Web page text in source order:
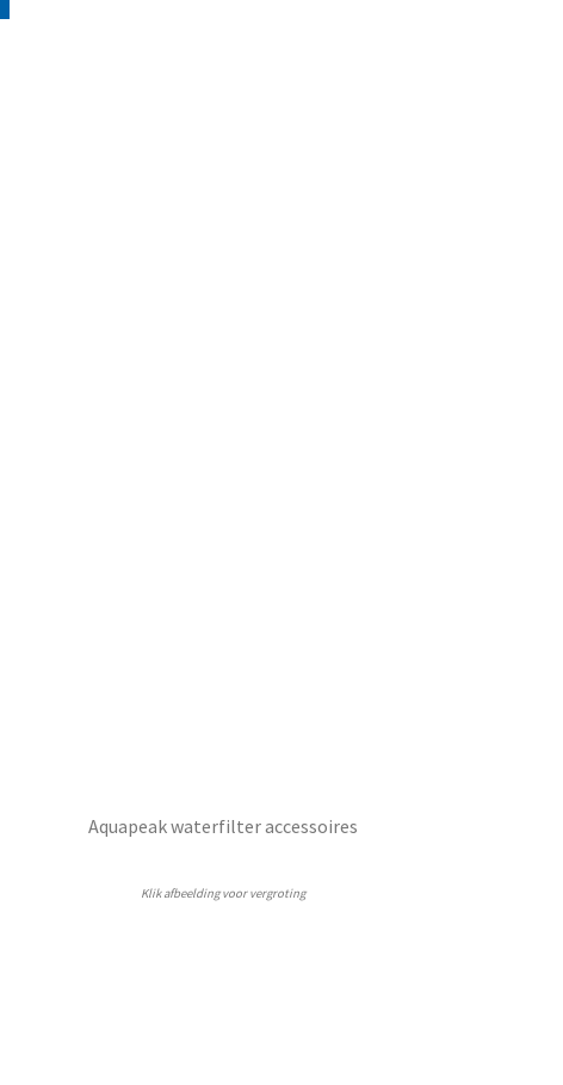
Aquapeak waterfilter accessoires
Klik afbeelding voor vergroting